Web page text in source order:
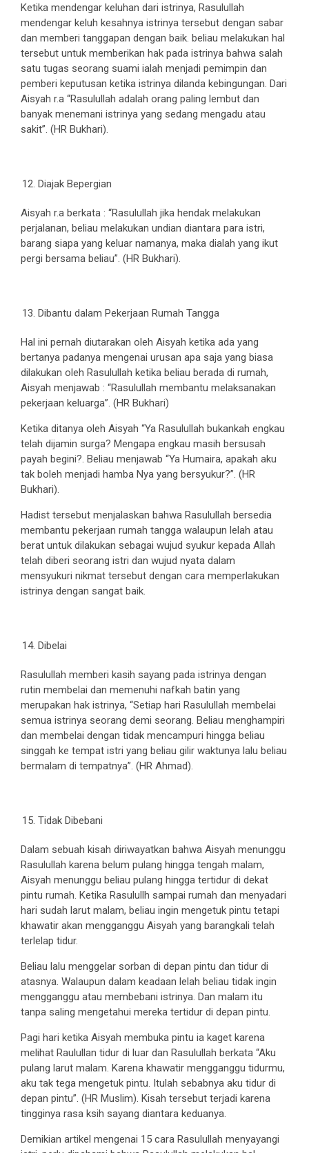
Ketika mendengar keluhan dari istrinya, Rasulullah
mendengar keluh kesahnya istrinya tersebut dengan sabar
dan memberi tanggapan dengan baik. beliau melakukan hal
tersebut untuk memberikan hak pada istrinya bahwa salah
satu tugas seorang suami ialah menjadi pemimpin dan
pemberi keputusan ketika istrinya dilanda kebingungan. Dari
Aisyah r.a “Rasulullah adalah orang paling lembut dan
banyak menemani istrinya yang sedang mengadu atau
sakit”. (HR Bukhari).
Diajak Bepergian
Aisyah r.a berkata : “Rasulullah jika hendak melakukan
perjalanan, beliau melakukan undian diantara para istri,
barang siapa yang keluar namanya, maka dialah yang ikut
pergi bersama beliau”. (HR Bukhari).
Dibantu dalam Pekerjaan Rumah Tangga
Hal ini pernah diutarakan oleh Aisyah ketika ada yang
bertanya padanya mengenai urusan apa saja yang biasa
dilakukan oleh Rasulullah ketika beliau berada di rumah,
Aisyah menjawab : “Rasulullah membantu melaksanakan
pekerjaan keluarga”. (HR Bukhari)
Ketika ditanya oleh Aisyah “Ya Rasulullah bukankah engkau
telah dijamin surga? Mengapa engkau masih bersusah
payah begini?. Beliau menjawab “Ya Humaira, apakah aku
tak boleh menjadi hamba Nya yang bersyukur?”. (HR
Bukhari).
Hadist tersebut menjalaskan bahwa Rasulullah bersedia
membantu pekerjaan rumah tangga walaupun lelah atau
berat untuk dilakukan sebagai wujud syukur kepada Allah
telah diberi seorang istri dan wujud nyata dalam
mensyukuri nikmat tersebut dengan cara memperlakukan
istrinya dengan sangat baik.
Dibelai
Rasulullah memberi kasih sayang pada istrinya dengan
rutin membelai dan memenuhi nafkah batin yang
merupakan hak istrinya, “Setiap hari Rasulullah membelai
semua istrinya seorang demi seorang. Beliau menghampiri
dan membelai dengan tidak mencampuri hingga beliau
singgah ke tempat istri yang beliau gilir waktunya lalu beliau
bermalam di tempatnya”. (HR Ahmad).
Tidak Dibebani
Dalam sebuah kisah diriwayatkan bahwa Aisyah menunggu
Rasulullah karena belum pulang hingga tengah malam,
Aisyah menunggu beliau pulang hingga tertidur di dekat
pintu rumah. Ketika Rasulullh sampai rumah dan menyadari
hari sudah larut malam, beliau ingin mengetuk pintu tetapi
khawatir akan mengganggu Aisyah yang barangkali telah
terlelap tidur.
Beliau lalu menggelar sorban di depan pintu dan tidur di
atasnya. Walaupun dalam keadaan lelah beliau tidak ingin
mengganggu atau membebani istrinya. Dan malam itu
tanpa saling mengetahui mereka tertidur di depan pintu.
Pagi hari ketika Aisyah membuka pintu ia kaget karena
melihat Raulullan tidur di luar dan Rasulullah berkata “Aku
pulang larut malam. Karena khawatir mengganggu tidurmu,
aku tak tega mengetuk pintu. Itulah sebabnya aku tidur di
depan pintu”. (HR Muslim). Kisah tersebut terjadi karena
tingginya rasa ksih sayang diantara keduanya.
Demikian artikel mengenai 15 cara Rasulullah menyayangi